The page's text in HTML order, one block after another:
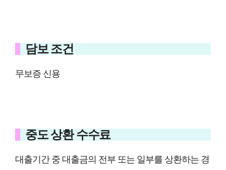
담보 조건
무보증 신용
중도 상환 수수료
대출기간 중 대출금의 전부 또는 일부를 상환하는 경